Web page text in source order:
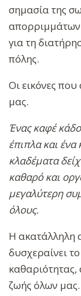
σημασία της
απορριμμάτων
για τη
πόλης.
Οι εικόνες
μας.
Ένας καφέ
έπιπλα και
κλαδέματα
καθαρό και
μεγαλύτερη
όλους.
Η ακατάλληλη
δυσχεραίνει
καθαριότητας,
ζωής όλων μας.